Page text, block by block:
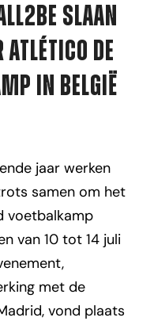
slaan
Atlético de
in België
jaar werken
samen om het
voetbalkamp
van 10 tot 14 juli
met de
vond plaats